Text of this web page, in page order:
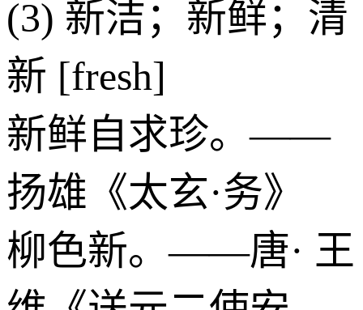
(3) 新洁；新鲜；清
新 [fresh]
新鲜自求珍。——
扬雄《太玄·务》
柳色新。——唐· 王